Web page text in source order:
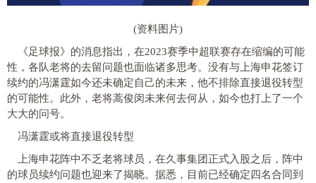
(资料图片)
《足球报》的消息指出，在2023赛季中超联赛存在缩编的可能
性，各队老将的去留问题也面临诸多思考。没有与上海申花签订
续约的冯潇霆如今还未确定自己的未来，他不排除直接退役转型
的可能性。此外，老将蒿俊闵未来何去何从，如今也打上了一个
大大的问号。
冯潇霆或将直接退役转型
上海申花阵中不乏老将球员，在久事集团正式入股之后，阵中
的球员续约问题也迎来了揭晓。据悉，目前已经确定四名合同到